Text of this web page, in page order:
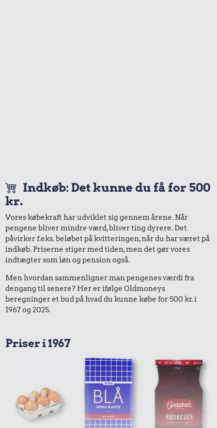
Indkøb: Det kunne du få for 500
kr.
Vores købekraft har udviklet sig gennem årene. Når
pengene bliver mindre værd, bliver ting dyrere. Det
påvirker f.eks. beløbet på kvitteringen, når du har været på
indkøb. Priserne stiger med tiden, men det gør vores
indtægter som løn og pension også.
Men hvordan sammenligner man pengenes værdi fra
dengang til senere? Her er ifølge Oldmoneys
beregninger et bud på hvad du kunne købe for 500 kr. i
1967 og 2025.
Priser i 1967